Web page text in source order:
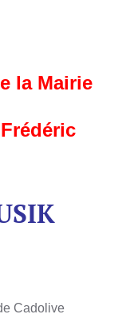
la Mairie
Cadolive